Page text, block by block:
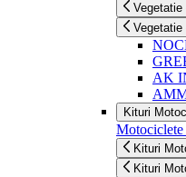
AK
Kituri
Motociclete
Kituri
Kituri